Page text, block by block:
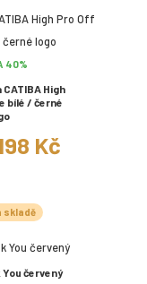
40%
High
bílé / černé
Kč
skladě
červený